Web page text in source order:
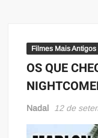
Filmes Mais Antigos
OS QUE
Nadal 12 de